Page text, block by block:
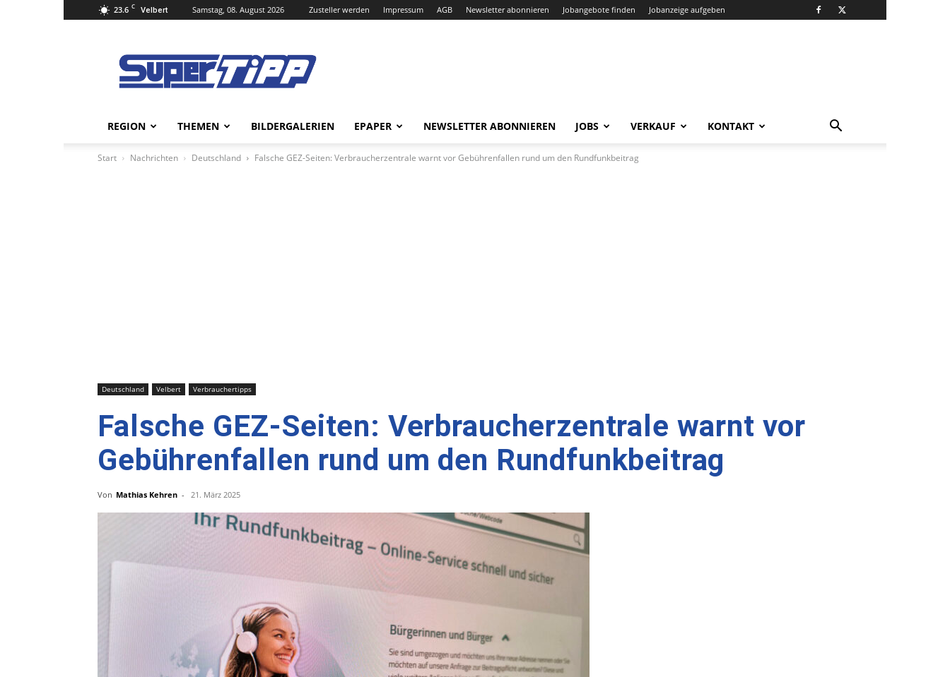
23.6 C Velbert Samstag, 08. August 2026 Zusteller werden Impressum AGB Newsletter abonnieren Jobangebote finden Jobanzeige aufgeben
Tipp
Online
REGION THEMEN BILDERGALERIEN EPAPER NEWSLETTER ABONNIEREN JOBS VERKAUF KONTAKT
Start Nachrichten Deutschland Falsche GEZ-Seiten: Verbraucherzentrale warnt vor Gebührenfallen rund um den Rundfunkbeitrag
Deutschland Velbert Verbrauchertipps
Falsche GEZ-Seiten: Verbraucherzentrale warnt vor
Gebührenfallen rund um den Rundfunkbeitrag
Von Mathias Kehren - 21. März 2025